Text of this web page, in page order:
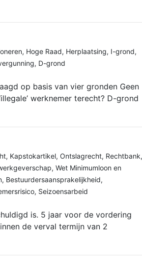
, Hoge Raad, Herplaatsing, I-grond,
, D-grond
op basis van vier gronden Geen
werknemer terecht? D-grond
, Kapstokartikel, Ontslagrecht, Rechtbank,
, Wet Minimumloon en
, Bestuurdersaansprakelijkheid,
, Seizoensarbeid
is. 5 jaar voor de vordering
de verval termijn van 2